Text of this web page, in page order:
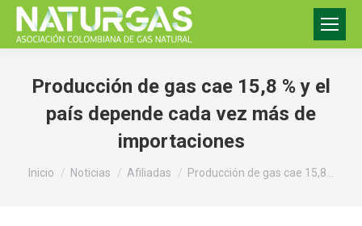
Producción de gas cae 15,8 % y el
país depende cada vez más de
importaciones
Estás aquí:
Inicio Noticias Afiliadas Producción de gas cae 15,8…